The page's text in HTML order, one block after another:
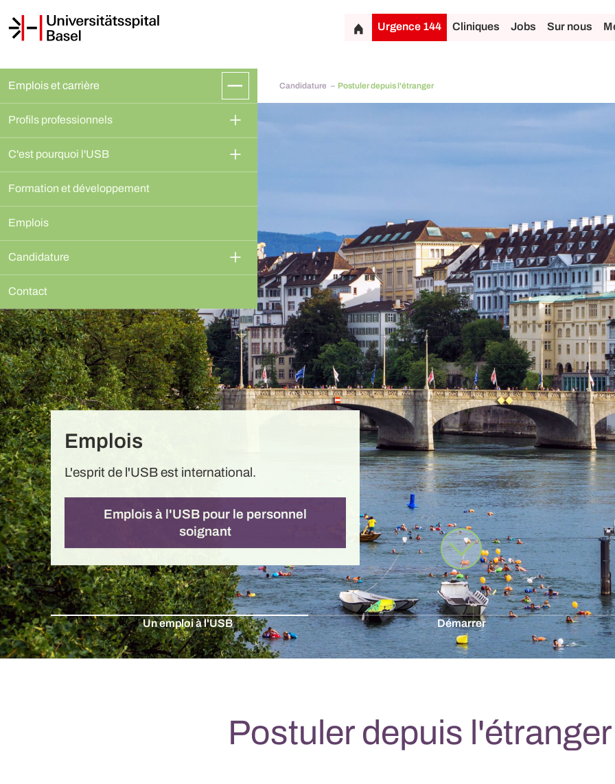
Urgence 144 Cliniques Jobs Sur nous
Emplois et carrière
Profils professionnels
C'est pourquoi l'USB
Formation et développement
Emplois
Candidature
Contact
Candidature Postuler depuis l'étranger
Un emploi à l'USB Démarrer
Postuler depuis l'étranger